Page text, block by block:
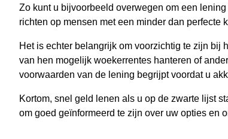
Zo kunt u bijvoorbeeld overwegen om een
richten op mensen met een minder dan perfecte
Het is echter belangrijk om voorzichtig te zijn bij
van hen mogelijk woekerrentes hanteren of
voorwaarden van de lening begrijpt voordat u
Kortom, snel geld lenen als u op de zwarte lijst
om goed geïnformeerd te zijn over uw opties en